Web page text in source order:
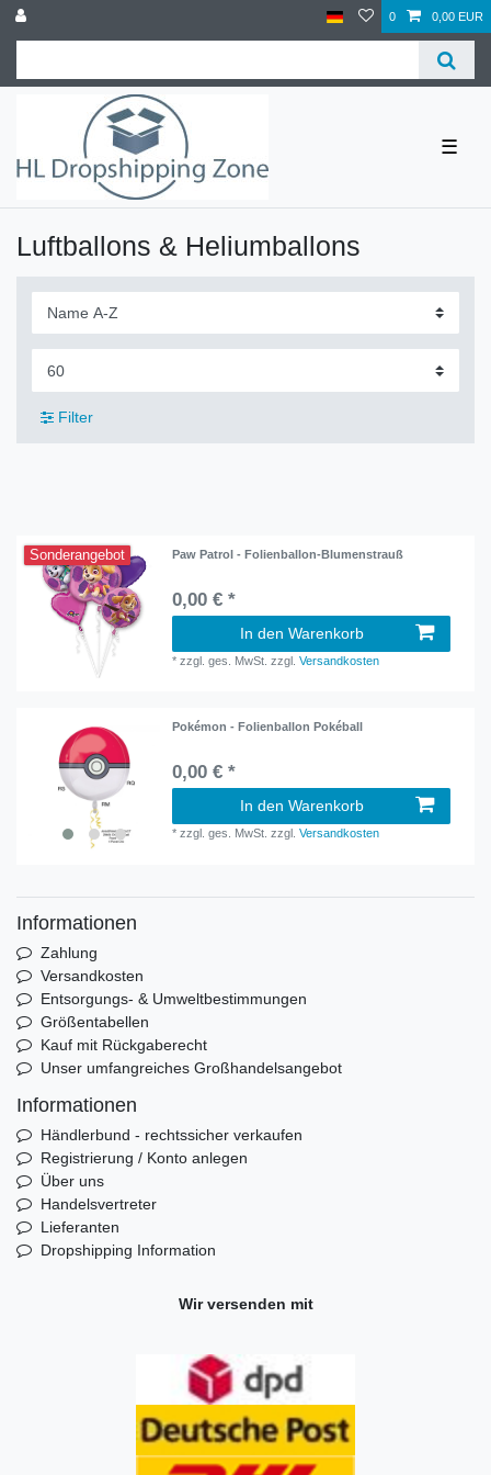
0 0,00 EUR
☰
Luftballons & Heliumballons
Filter
Sonderangebot Paw Patrol - Folienballon-Blumenstrauß
0,00 € *
In den Warenkorb
*zzgl. ges. MwSt. zzgl.Versandkosten
Pokémon - Folienballon Pokéball
0,00 € *
In den Warenkorb
*zzgl. ges. MwSt. zzgl.Versandkosten
Informationen
Zahlung
Versandkosten
Entsorgungs- & Umweltbestimmungen
Größentabellen
Kauf mit Rückgaberecht
Unser umfangreiches Großhandelsangebot
Informationen
Händlerbund - rechtssicher verkaufen
Registrierung / Konto anlegen
Über uns
Handelsvertreter
Lieferanten
Dropshipping Information
Wir versenden mit